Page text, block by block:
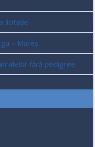
licitație
– Mureș
fără pedigree